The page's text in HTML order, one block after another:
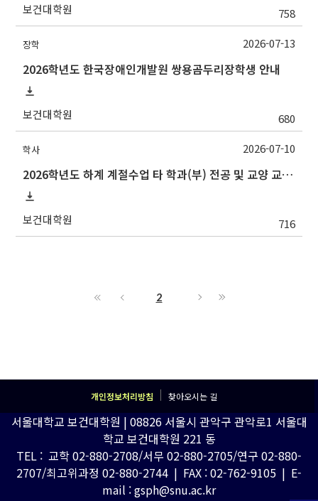
보건대학원 758
장학
2026학년도 한국장애인개발원 쌍용곰두리장학생 안내
보건대학원 680
2026-07-13
학사
2026학년도 하계 계절수업 타 학과(부) 전공 및 교양 교과목 성적평가방법 선택제 신청 안내(~7/15 수)
보건대학원 716
2026-07-10
2
개인정보처리방침 찾아오시는 길
서울대학교 보건대학원 | 08826 서울시 관악구 관악로1 서울대
학교 보건대학원 221 동
TEL : 교학 02-880-2708/서무 02-880-2705/연구 02-880-
2707/최고위과정 02-880-2744 | FAX : 02-762-9105 | E-
mail : gsph@snu.ac.kr